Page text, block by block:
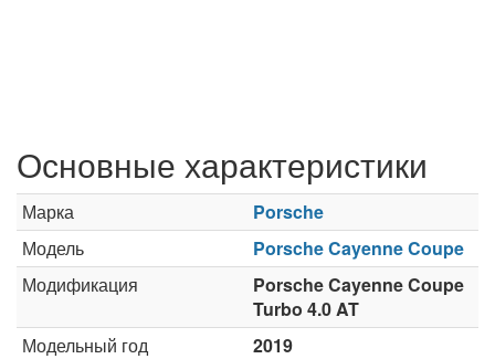
Основные характеристики
Марка
Porsche
Модель
Porsche Cayenne Coupe
Модификация
Porsche Cayenne Coupe
Turbo 4.0 AT
Модельный год
2019